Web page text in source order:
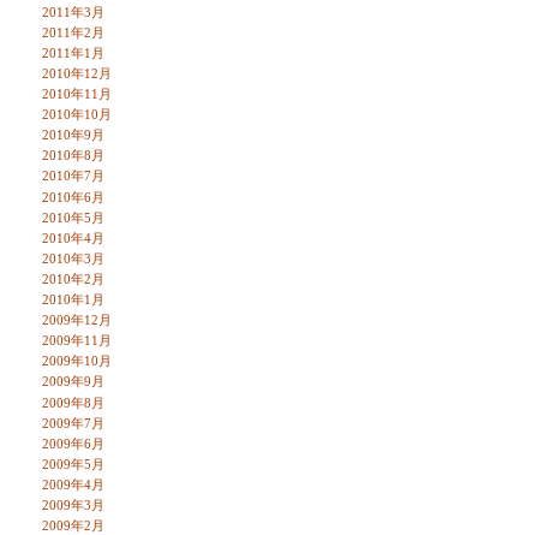
2011年3月
2011年2月
2011年1月
2010年12月
2010年11月
2010年10月
2010年9月
2010年8月
2010年7月
2010年6月
2010年5月
2010年4月
2010年3月
2010年2月
2010年1月
2009年12月
2009年11月
2009年10月
2009年9月
2009年8月
2009年7月
2009年6月
2009年5月
2009年4月
2009年3月
2009年2月